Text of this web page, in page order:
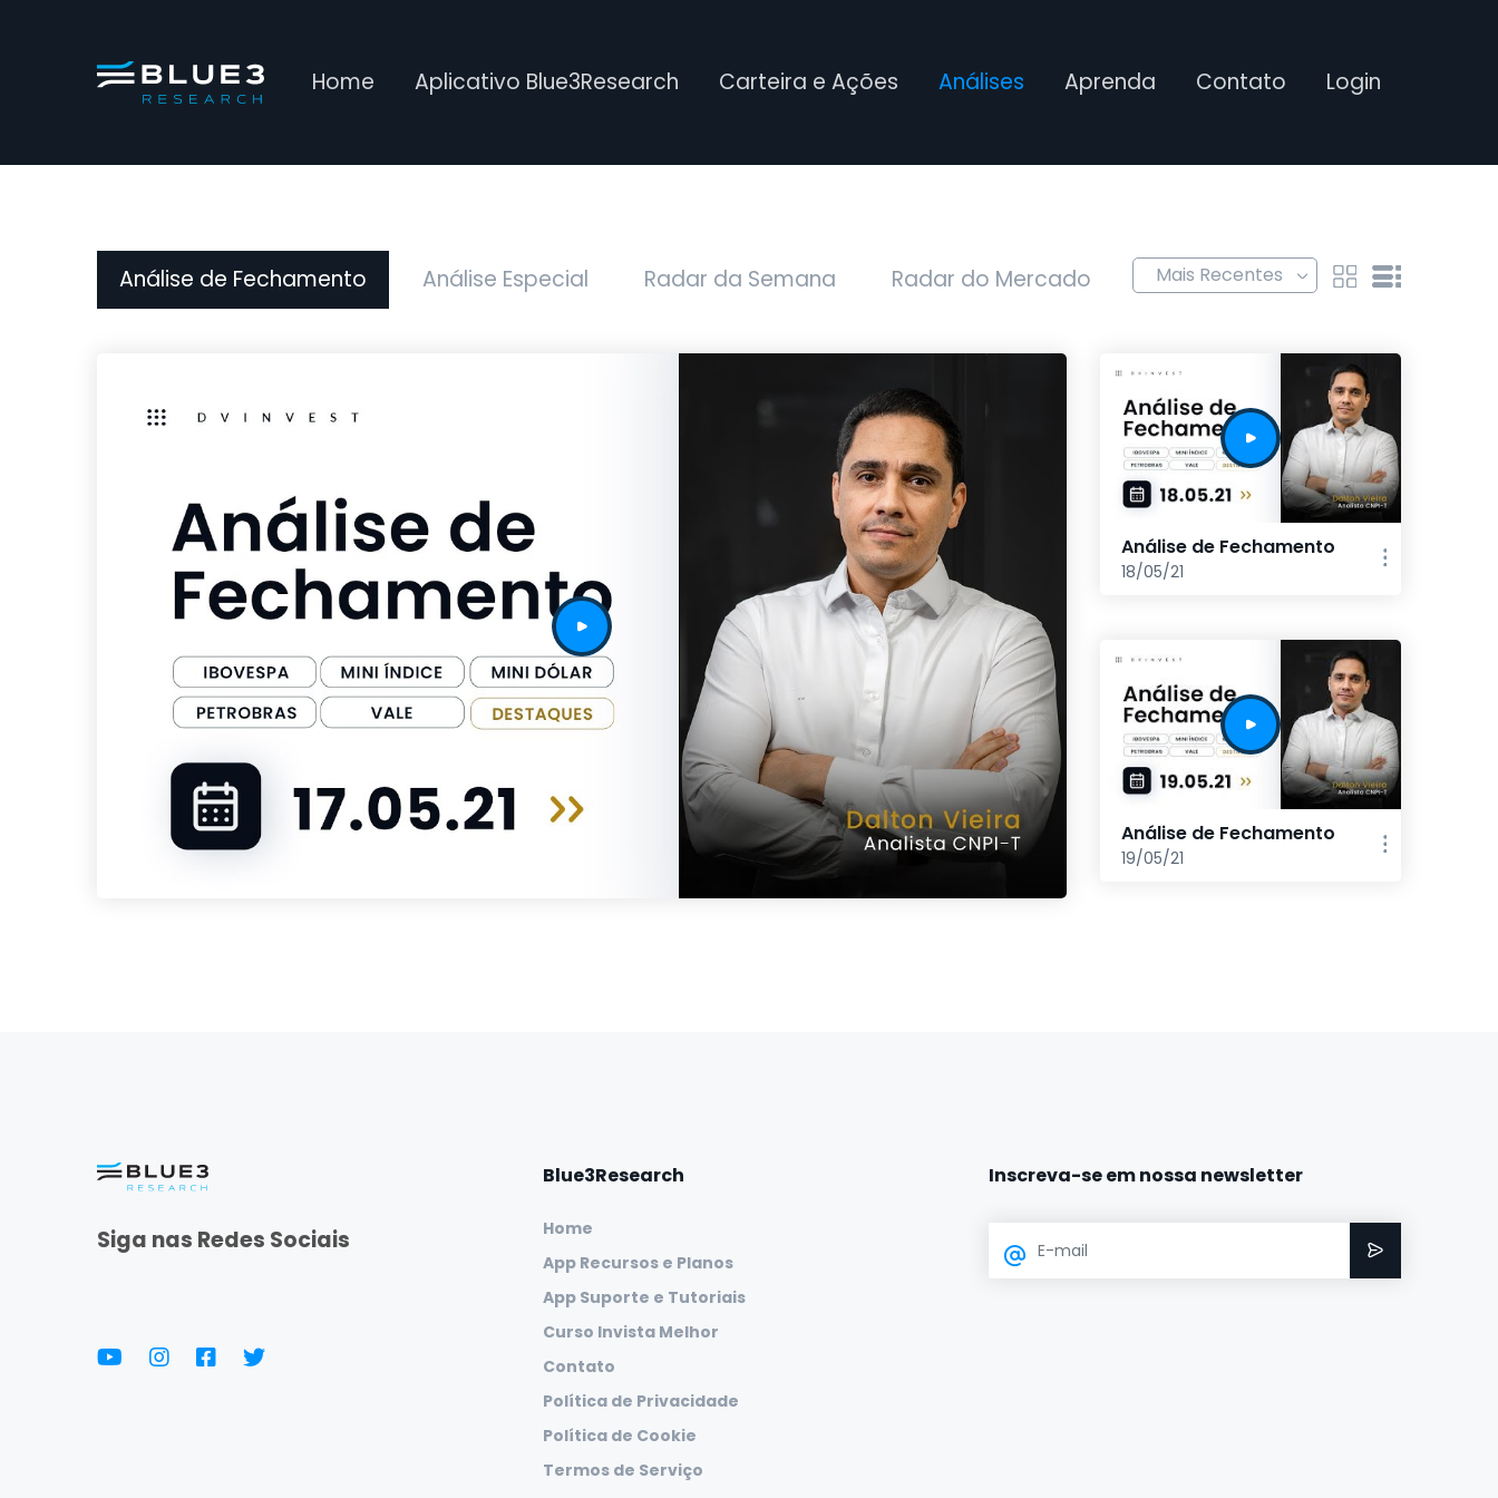
Home Aplicativo Blue3Research Carteira e Ações Análises Aprenda Contato Login
Análise de Fechamento Análise Especial Radar da Semana Radar do Mercado
Análise de Fechamento
18/05/21
Análise de Fechamento
19/05/21
Siga nas Redes Sociais
Blue3Research
Home
App Recursos e Planos
App Suporte e Tutoriais
Curso Invista Melhor
Contato
Política de Privacidade
Política de Cookie
Termos de Serviço
Inscreva-se em nossa newsletter